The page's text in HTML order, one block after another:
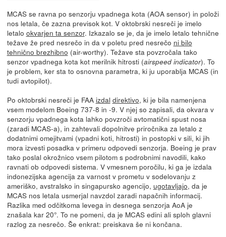
MCAS se ravna po senzorju vpadnega kota (AOA sensor) in položi
nos letala, če zazna previsok kot. V oktobrski nesreči je imelo
letalo okvarjen ta senzor. Izkazalo se je, da je imelo letalo tehnične
težave že pred nesrečo in da v poletu pred nesrečo ni bilo
tehnično brezhibno (air-worthy). Težave sta povzročala tako
senzor vpadnega kota kot merilnik hitrosti (airspeed indicator). To
je problem, ker sta to osnovna parametra, ki ju uporablja MCAS (in
tudi avtopilot).
Po oktobrski nesreči je FAA izdal direktivo, ki je bila namenjena
vsem modelom Boeing 737-8 in -9. V njej so zapisali, da okvara v
senzorju vpadnega kota lahko povzroči avtomatični spust nosa
(zaradi MCAS-a), in zahtevali dopolnitve priročnika za letalo z
dodatnimi omejitvami (vpadni koti, hitrosti) in postopki v sili, ki jih
mora izvesti posadka v primeru odpovedi senzorja. Boeing je prav
tako poslal okrožnico vsem pilotom s podrobnimi navodili, kako
ravnati ob odpovedi sistema. V vmesnem poročilu, ki ga je izdala
indonezijska agencija za varnost v prometu v sodelovanju z
ameriško, avstralsko in singapursko agencijo, ugotavljajo, da je
MCAS nos letala usmerjal navzdol zaradi napačnih informacij.
Razlika med odčitkoma levega in desnega senzorja AoA je
znašala kar 20°. To ne pomeni, da je MCAS edini ali sploh glavni
razlog za nesrečo. Še enkrat: preiskava še ni končana.